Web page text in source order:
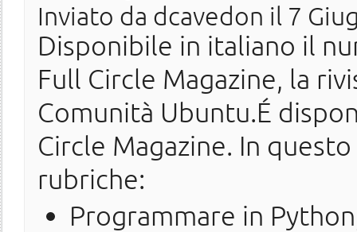
Inviato da dcavedon il 7
Disponibile in italiano il
Full Circle Magazine, la
Comunità Ubuntu.É
Circle Magazine. In
rubriche:
Programmare in